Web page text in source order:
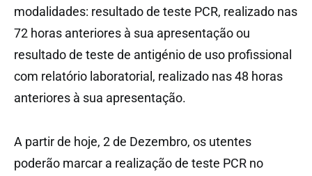
modalidades: resultado de teste PCR, realizado nas
72 horas anteriores à sua apresentação ou
resultado de teste de antigénio de uso profissional
com relatório laboratorial, realizado nas 48 horas
anteriores à sua apresentação.
A partir de hoje, 2 de Dezembro, os utentes
poderão marcar a realização de teste PCR no